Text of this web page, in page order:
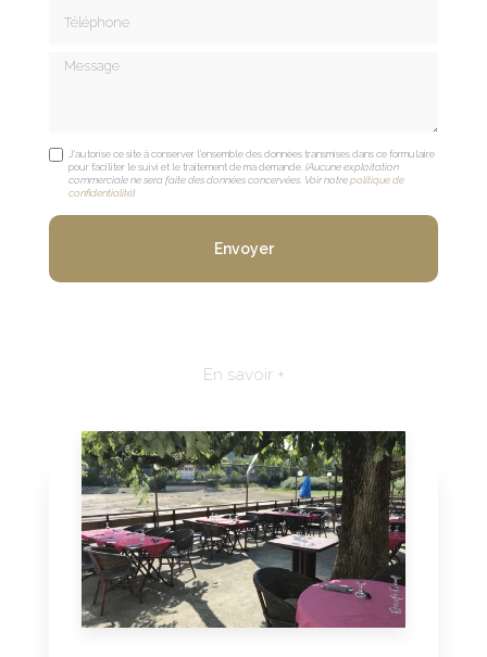
Message
J'autorise ce site à conserver l'ensemble des données transmises dans ce formulaire
pour faciliter le suivi et le traitement de ma demande.(Aucune exploitation
commerciale ne sera faite des données concervées. Voir notrepolitique de
confidentialité)
En savoir +